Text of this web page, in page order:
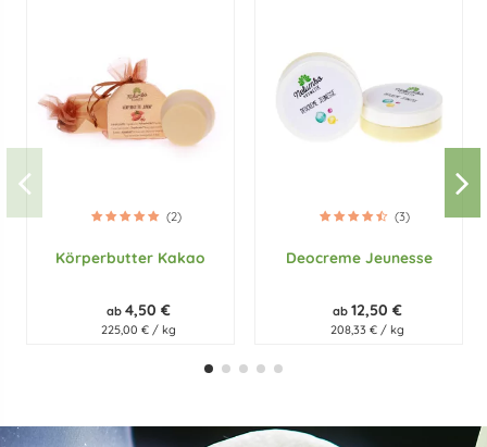
(2)
Körperbutter Kakao
ab 4,50 €
225,00 € / kg
(3)
Deocreme Jeunesse
ab 12,50 €
208,33 € / kg